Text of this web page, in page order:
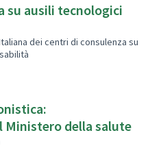
su ausili tecnologici
dei centri di consulenza su
Ministero della salute